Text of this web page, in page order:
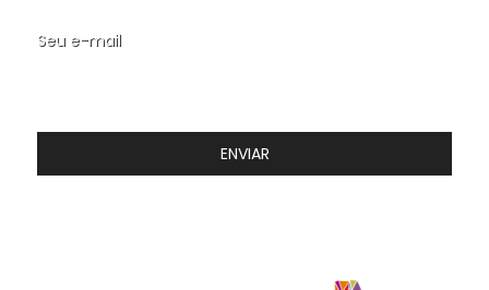
Seu e-mail
ENVIAR